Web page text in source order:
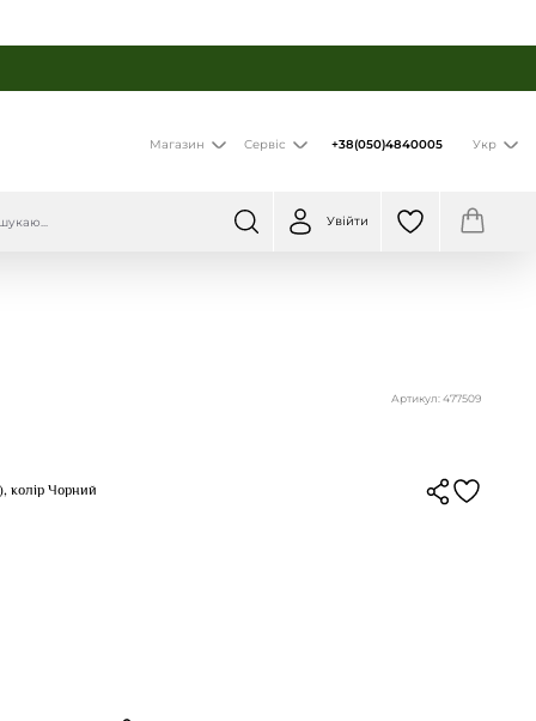
Магазин Сервіс +38(050)4840005 Укр
Увійти
Артикул: 477509
колір Чорний